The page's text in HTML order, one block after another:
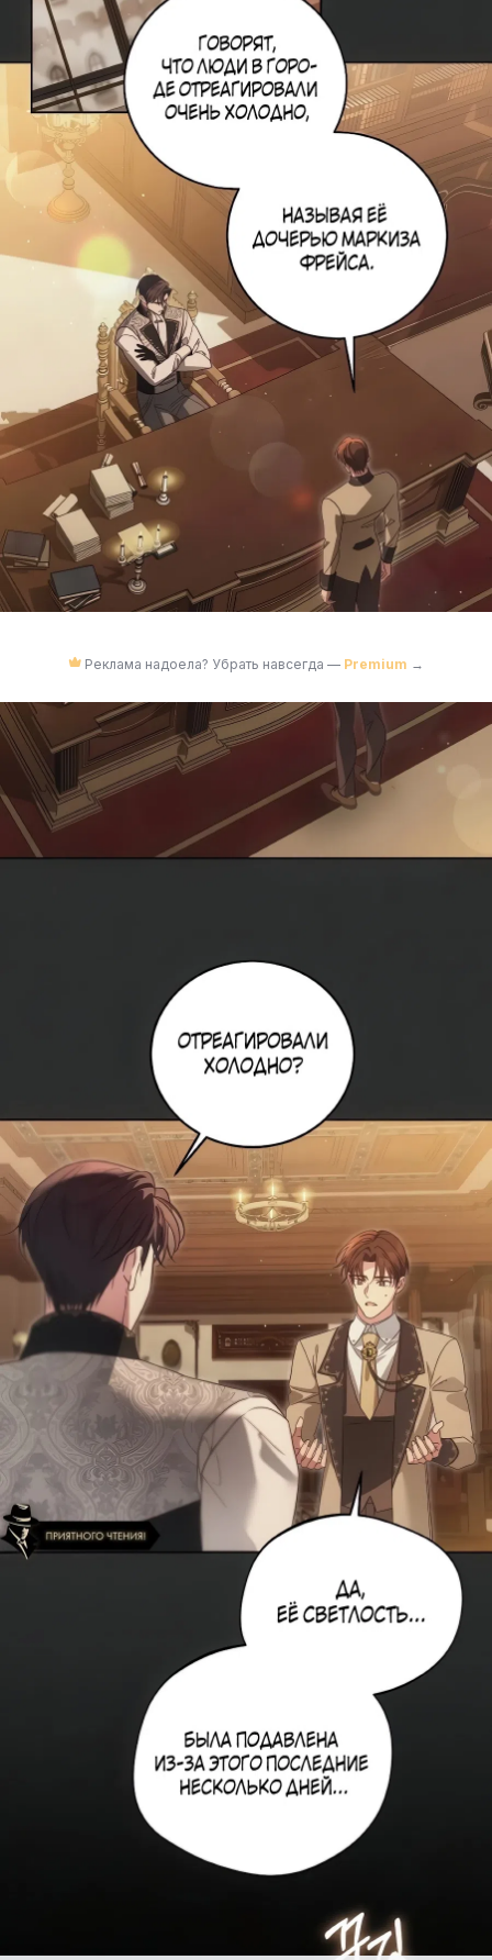
Реклама надоела? Убрать навсегда — Premium →